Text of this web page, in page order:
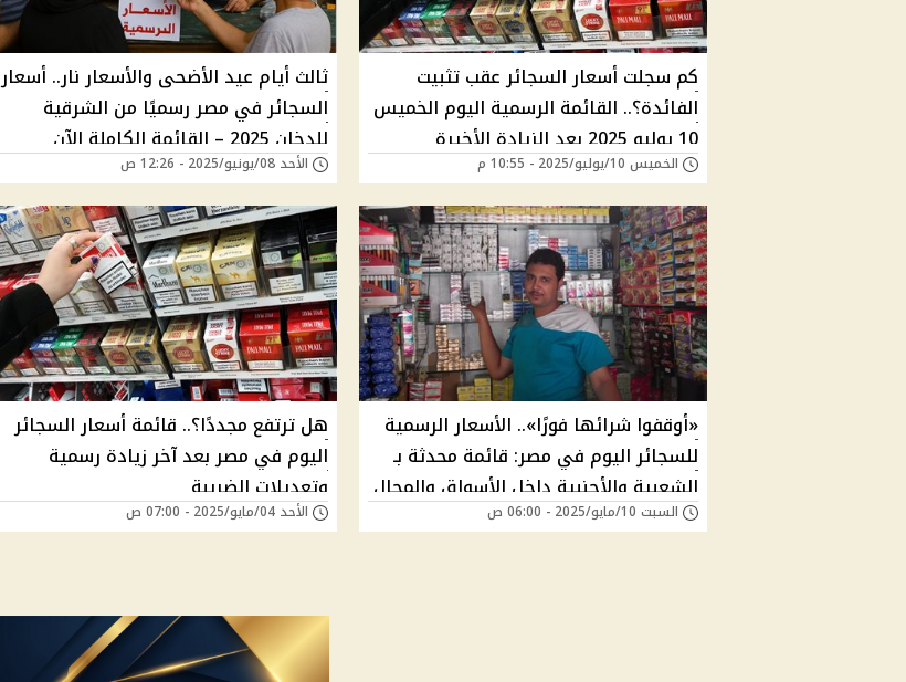
كم سجلت أسعار السجائر عقب تثبيت
الفائدة؟.. القائمة الرسمية اليوم الخميس
10 يوليو 2025 بعد الزيادة الأخيرة
الخميس 10/يوليو/2025 - 10:55 م
ثالث أيام عيد الأضحى والأسعار نار.. أسعار
السجائر في مصر رسميًا من الشرقية
للدخان 2025 – القائمة الكاملة الآن
للمحلي والمستورد
الأحد 08/يونيو/2025 - 12:26 ص
«أوقفوا شرائها فورًا».. الأسعار الرسمية
للسجائر اليوم في مصر: قائمة محدثة بـ
الشعبية والأجنبية داخل الأسواق والمحال
التجارية السبت 10 مايو 2025
السبت 10/مايو/2025 - 06:00 ص
هل ترتفع مجددًا؟.. قائمة أسعار السجائر
اليوم في مصر بعد آخر زيادة رسمية
وتعديلات الضريبة
الأحد 04/مايو/2025 - 07:00 ص